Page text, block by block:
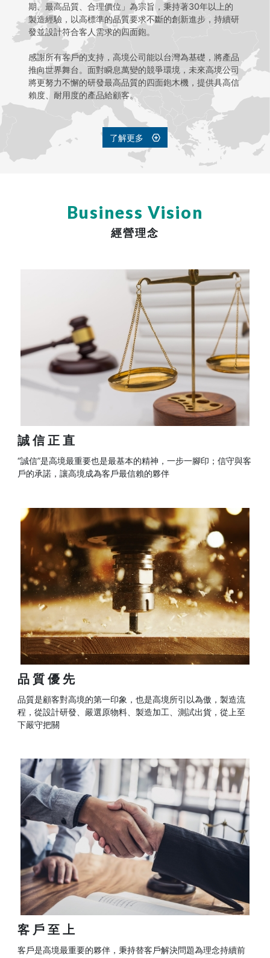
期、最高品質、合理價位」為宗旨，秉持著30年以上的
製造經驗，以高標準的品質要求不斷的創新進步，持續研
發並設計符合客人需求的四面鉋。
感謝所有客戶的支持，高境公司能以台灣為基礎，將產品
推向世界舞台。面對瞬息萬變的競爭環境，未來高境公司
將更努力不懈的研發最高品質的四面鉋木機，提供具高信
賴度、耐用度的產品給顧客。
了解更多
Business Vision
經營理念
誠信正直
“誠信”是高境最重要也是最基本的精神，一步一腳印；信守與客
戶的承諾，讓高境成為客戶最信賴的夥伴
品質優先
品質是顧客對高境的第一印象，也是高境所引以為傲，製造流
程，從設計研發、嚴選原物料、製造加工、測試出貨，從上至
下嚴守把關
客戶至上
客戶是高境最重要的夥伴，秉持替客戶解決問題為理念持續前